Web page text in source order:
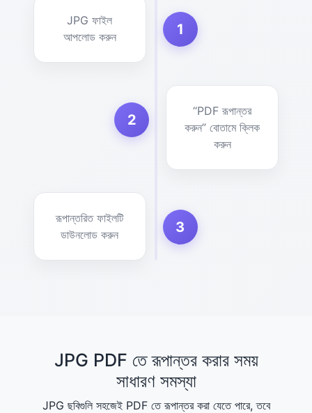
1
JPG ফাইল
আপলোড করুন
2
“PDF রূপান্তর
করুন” বোতামে ক্লিক
করুন
3
রূপান্তরিত ফাইলটি
ডাউনলোড করুন
JPG PDF তে রূপান্তর করার সময়
সাধারণ সমস্যা
JPG ছবিগুলি সহজেই PDF তে রূপান্তর করা যেতে পারে, তবে